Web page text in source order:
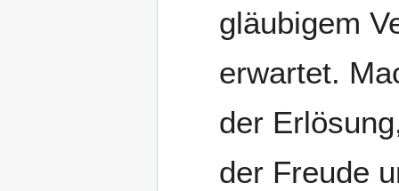
gläubigem
erwartet.
der
der Freude